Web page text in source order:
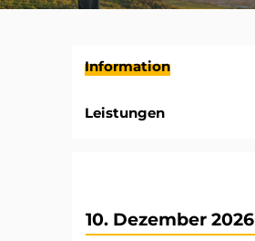
Information
Leistungen
10. Dezember 2026